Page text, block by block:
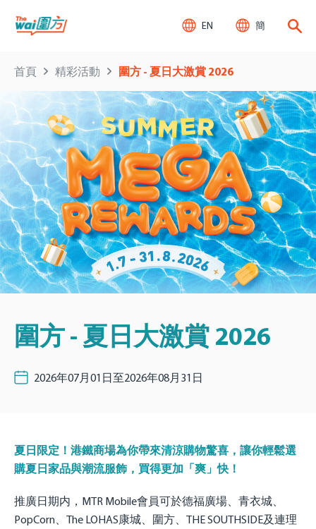
EN 簡
首頁 精彩活動 圍方 - 夏日大激賞 2026
圍方 - 夏日大激賞 2026
2026年07月01日至2026年08月31日
夏日限定！港鐵商場為你帶來清涼購物驚喜，讓你輕鬆選
購夏日家品與潮流服飾，買得更加「爽」快！
推廣日期内，MTR Mobile會員可於德福廣場、青衣城、
PopCorn、The LOHAS康城、圍方、THE SOUTHSIDE及連理